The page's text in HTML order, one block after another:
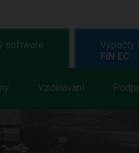
software
Vzdělávání
Výpočty
FIN EC